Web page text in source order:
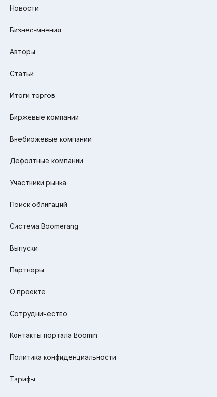
Новости
Бизнес-мнения
Авторы
Статьи
Итоги торгов
Биржевые компании
Внебиржевые компании
Дефолтные компании
Участники рынка
Поиск облигаций
Система Boomerang
Выпуски
Партнеры
О проекте
Сотрудничество
Контакты портала Boomin
Политика конфиденциальности
Тарифы